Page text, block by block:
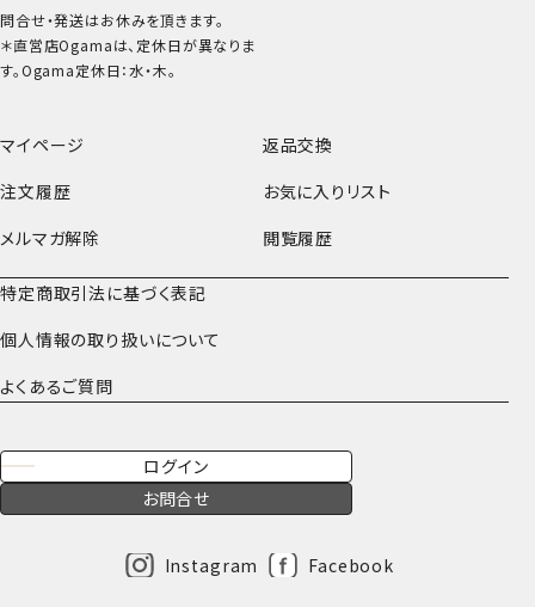
マイページ
返品交換
注文履歴
お気に入りリスト
メルマガ解除
閲覧履歴
特定商取引法に基づく表記
個人情報の取り扱いについて
よくあるご質問
ログイン
お問合せ
Instagram Facebook
問合せ・発送はお休みを頂きます。
＊直営店Ogamaは、定休日が異なりま
す。Ogama定休日：水・木。